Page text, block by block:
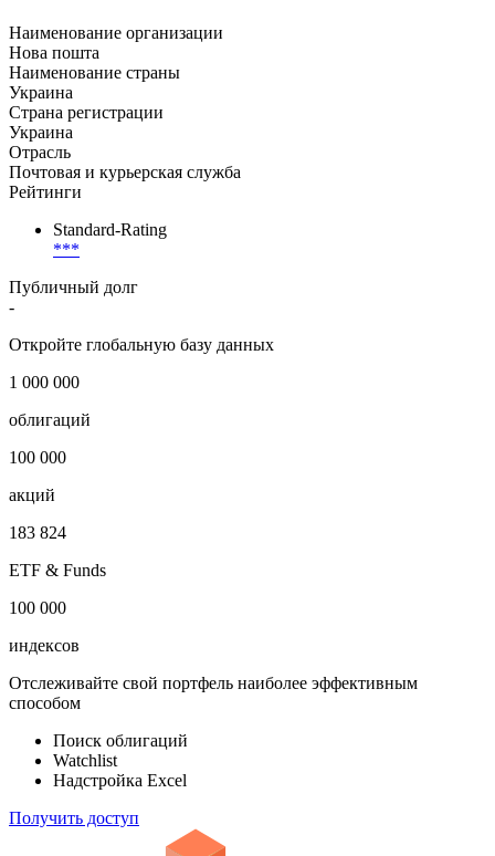
Наименование организации
Нова пошта
Наименование страны
Украина
Страна регистрации
Украина
Отрасль
Почтовая и курьерская служба
Рейтинги
Standard-Rating
***
Публичный долг
-
Откройте глобальную базу данных
1 000 000
облигаций
100 000
акций
183 824
ETF & Funds
100 000
индексов
Отслеживайте свой портфель наиболее эффективным
способом
Поиск облигаций
Watchlist
Надстройка Excel
Получить доступ